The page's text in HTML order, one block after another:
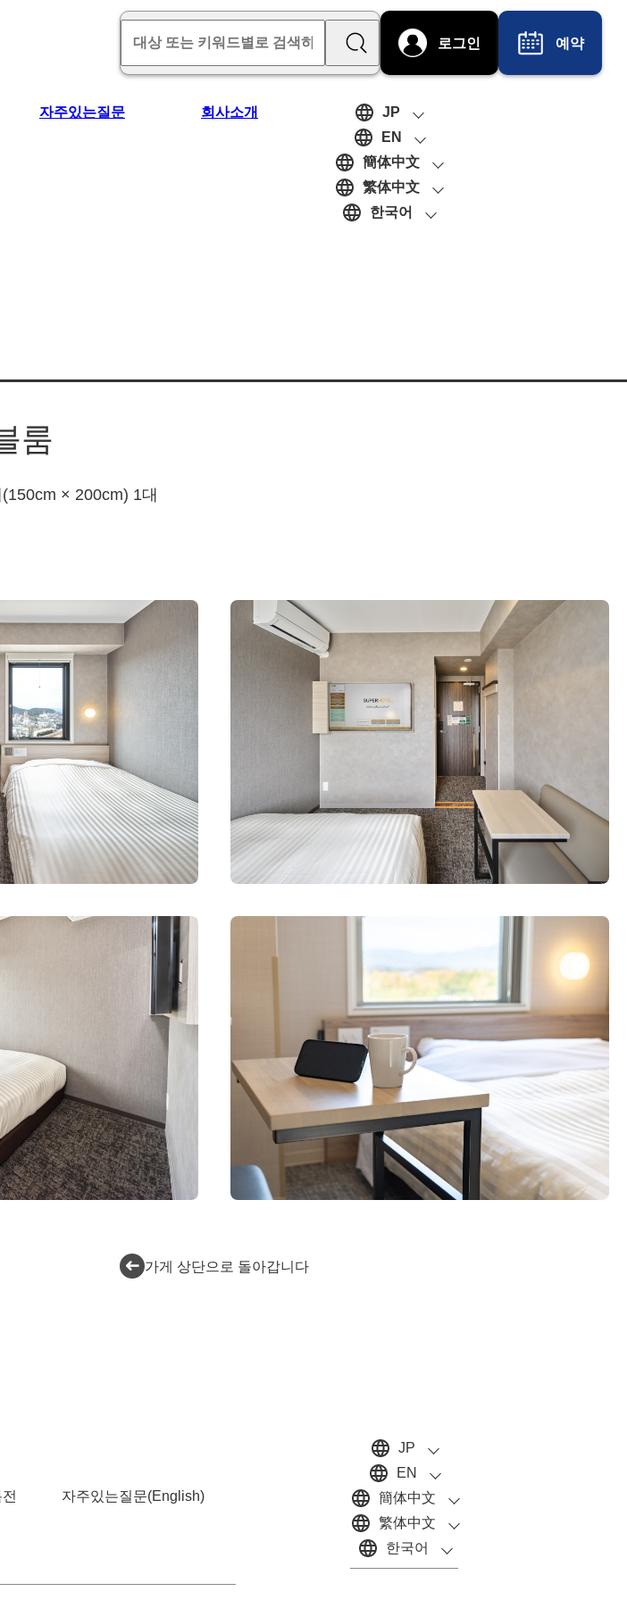
로그인 예약
자주있는질문 회사소개
JP
EN
簡体中文
繁体中文
한국어
룸
× 200cm) 1대
가게 상단으로 돌아갑니다
JP
EN
簡体中文
繁体中文
한국어
자주있는질문(English)